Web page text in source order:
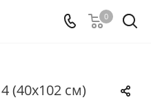
0
(40х102 см)